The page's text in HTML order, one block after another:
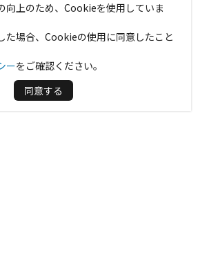
向上のため、Cookieを使用していま
た場合、Cookieの使用に同意したこと
ーをご確認ください。
同意する